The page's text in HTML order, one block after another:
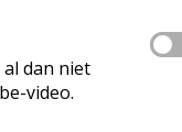
tel. 011-260 555
dan niet
video.